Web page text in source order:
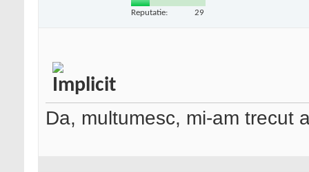
Reputatie: 29
Da, multumesc, mi-am trecut